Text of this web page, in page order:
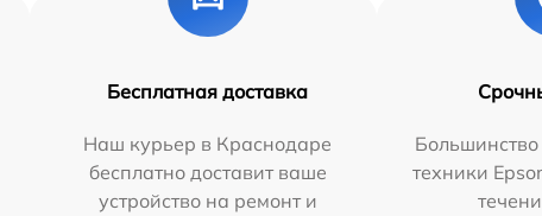
Бесплатная доставка
Наш курьер в Краснодаре
бесплатно доставит ваше
устройство на ремонт и
техники